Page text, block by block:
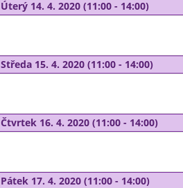
Úterý 14. 4. 2020 (11:00 - 14:00)
Středa 15. 4. 2020 (11:00 - 14:00)
Čtvrtek 16. 4. 2020 (11:00 - 14:00)
Pátek 17. 4. 2020 (11:00 - 14:00)